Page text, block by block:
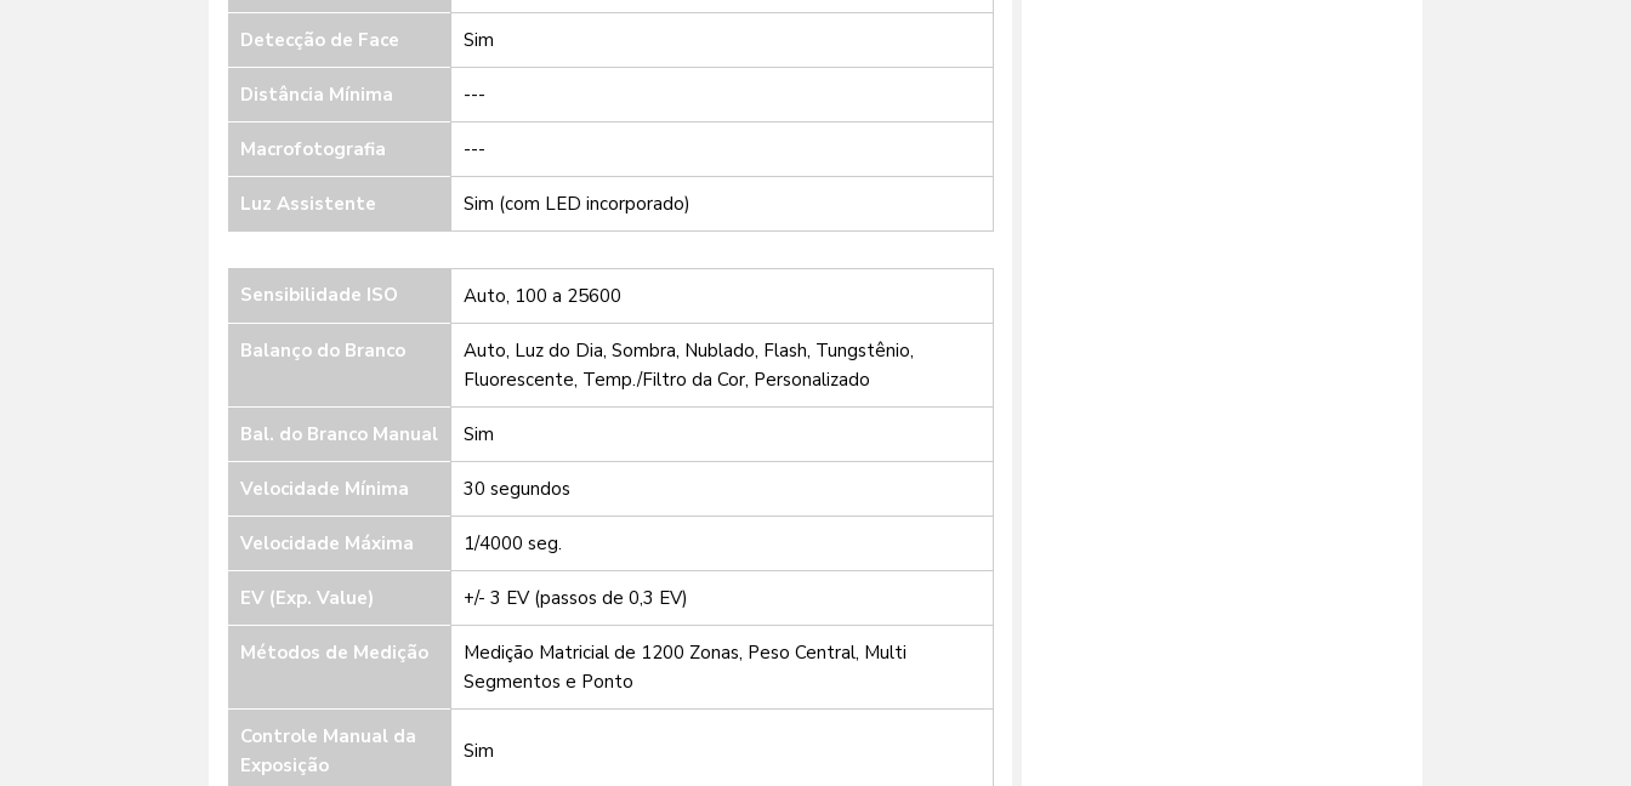
Detecção de Face Sim
Distância Mínima ---
Macrofotografia ---
Luz Assistente Sim (com LED incorporado)
Sensibilidade ISO Auto, 100 a 25600
Balanço do Branco
Auto, Luz do Dia, Sombra, Nublado, Flash, Tungstênio,
Fluorescente, Temp./Filtro da Cor, Personalizado
Bal. do Branco Manual Sim
Velocidade Mínima 30 segundos
Velocidade Máxima 1/4000 seg.
EV (Exp. Value) +/- 3 EV (passos de 0,3 EV)
Métodos de Medição
Medição Matricial de 1200 Zonas, Peso Central, Multi
Segmentos e Ponto
Controle Manual da
Exposição
Sim